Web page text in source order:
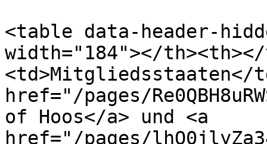
<table data-header-
width="184"></
<td>Mitgliedsstaaten</
href="/pages/
of Hoos</a> und <a
href="/pages/